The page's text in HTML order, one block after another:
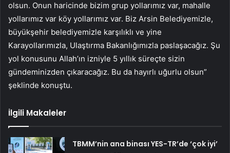
olsun. Onun haricinde bizim grup yollarımız var, mahalle
yollarımız var köy yollarımız var. Biz Arsin Belediyemizle,
büyükşehir belediyemizle karşılıklı ve yine
Karayollarımızla, Ulaştırma Bakanlığımızla paslaşacağız. Şu
yol konusunu Allah’ın izniyle 5 yıllık süreçte sizin
gündeminizden çıkaracağız. Bu da hayırlı uğurlu olsun”
şeklinde konuştu.
İlgili Makaleler
TBMM’nin ana binası YES-TR’de ‘çok iyi’